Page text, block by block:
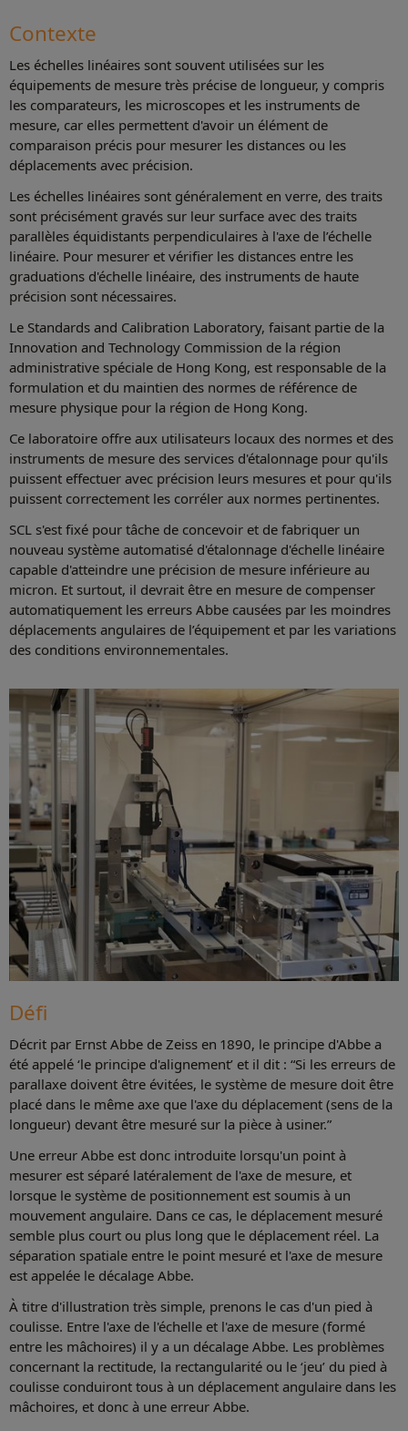
Contexte
Les échelles linéaires sont souvent utilisées sur les
équipements de mesure très précise de longueur, y compris
les comparateurs, les microscopes et les instruments de
mesure, car elles permettent d'avoir un élément de
comparaison précis pour mesurer les distances ou les
déplacements avec précision.
Les échelles linéaires sont généralement en verre, des traits
sont précisément gravés sur leur surface avec des traits
parallèles équidistants perpendiculaires à l'axe de l’échelle
linéaire. Pour mesurer et vérifier les distances entre les
graduations d'échelle linéaire, des instruments de haute
précision sont nécessaires.
Le Standards and Calibration Laboratory, faisant partie de la
Innovation and Technology Commission de la région
administrative spéciale de Hong Kong, est responsable de la
formulation et du maintien des normes de référence de
mesure physique pour la région de Hong Kong.
Ce laboratoire offre aux utilisateurs locaux des normes et des
instruments de mesure des services d'étalonnage pour qu'ils
puissent effectuer avec précision leurs mesures et pour qu'ils
puissent correctement les corréler aux normes pertinentes.
SCL s'est fixé pour tâche de concevoir et de fabriquer un
nouveau système automatisé d'étalonnage d'échelle linéaire
capable d'atteindre une précision de mesure inférieure au
micron. Et surtout, il devrait être en mesure de compenser
automatiquement les erreurs Abbe causées par les moindres
déplacements angulaires de l’équipement et par les variations
des conditions environnementales.
Défi
Décrit par Ernst Abbe de Zeiss en 1890, le principe d'Abbe a
été appelé ‘le principe d'alignement’ et il dit : “Si les erreurs de
parallaxe doivent être évitées, le système de mesure doit être
placé dans le même axe que l'axe du déplacement (sens de la
longueur) devant être mesuré sur la pièce à usiner.”
Une erreur Abbe est donc introduite lorsqu'un point à
mesurer est séparé latéralement de l'axe de mesure, et
lorsque le système de positionnement est soumis à un
mouvement angulaire. Dans ce cas, le déplacement mesuré
semble plus court ou plus long que le déplacement réel. La
séparation spatiale entre le point mesuré et l'axe de mesure
est appelée le décalage Abbe.
À titre d'illustration très simple, prenons le cas d'un pied à
coulisse. Entre l'axe de l'échelle et l'axe de mesure (formé
entre les mâchoires) il y a un décalage Abbe. Les problèmes
concernant la rectitude, la rectangularité ou le ‘jeu’ du pied à
coulisse conduiront tous à un déplacement angulaire dans les
mâchoires, et donc à une erreur Abbe.